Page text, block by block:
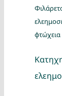
φτώχεια